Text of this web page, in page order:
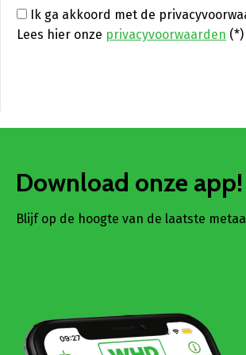
Ik ga akkoord met de
Lees hier onze privacyvoorwaarden (*)
Download onze app!
Blijf op de hoogte van de laatste